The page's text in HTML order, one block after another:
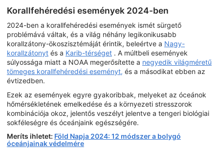
Korallfehéredési események 2024-ben
2024-ben a korallfehéredési események ismét sürgető
problémává váltak, és a világ néhány legikonikusabb
korallzátony-ökoszisztémáját érintik, beleértve a Nagy-
korallzátonyt és a Karib-térséget . A múltbeli események
súlyossága miatt a NOAA megerősítette a negyedik világméretű
tömeges korallfehéredési eseményt, és a másodikat ebben az
évtizedben.
Ezek az események egyre gyakoribbak, melyeket az óceánok
hőmérsékletének emelkedése és a környezeti stresszorok
kombinációja okoz, jelentős veszélyt jelentve a tengeri biológiai
sokféleségre és óceánjaink egészségére.
Meríts ihletet: Föld Napja 2024: 12 módszer a bolygó
óceánjainak védelmére